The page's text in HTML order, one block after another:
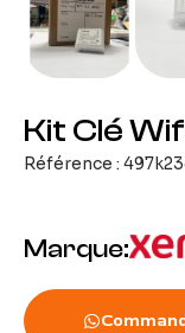
Kit Clé
Référence :
Marque: